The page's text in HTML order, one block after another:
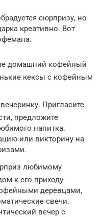
сюрпризу, но
креативно. Вот
домашний кофейный
кексы с кофейным
Пригласите
предложите
напитка.
или викторину на
любимому
к его приходу
деревцами,
свечи.
вечер с